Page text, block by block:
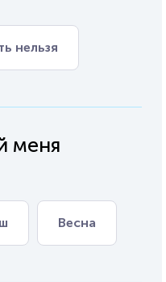
нельзя
меня
Весна